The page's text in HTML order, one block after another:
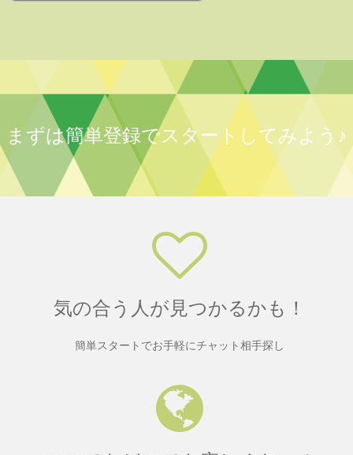
まずは簡単登録でスタートしてみよう♪
気の合う人が見つかるかも！
簡単スタートでお手軽にチャット相手探し